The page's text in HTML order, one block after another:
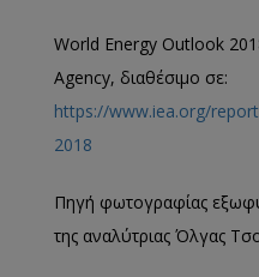
World Energy Outlook
Agency, διαθέσιμο σε:
https://www.iea.org/
2018
Πηγή φωτογραφίας
της αναλύτριας Όλγας